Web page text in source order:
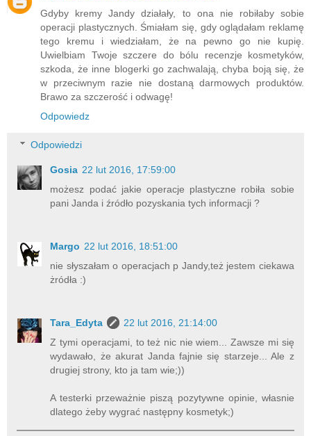
Gdyby kremy Jandy działały, to ona nie robiłaby sobie
operacji plastycznych. Śmiałam się, gdy oglądałam reklamę
tego kremu i wiedziałam, że na pewno go nie kupię.
Uwielbiam Twoje szczere do bólu recenzje kosmetyków,
szkoda, że inne blogerki go zachwalają, chyba boją się, że
w przeciwnym razie nie dostaną darmowych produktów.
Brawo za szczerość i odwagę!
Odpowiedz
Odpowiedzi
Gosia 22 lut 2016, 17:59:00
możesz podać jakie operacje plastyczne robiła sobie
pani Janda i źródło pozyskania tych informacji ?
Margo 22 lut 2016, 18:51:00
nie słyszałam o operacjach p Jandy,też jestem ciekawa
żródła :)
Tara_Edyta
22 lut 2016, 21:14:00
Z tymi operacjami, to też nic nie wiem... Zawsze mi się
wydawało, że akurat Janda fajnie się starzeje... Ale z
drugiej strony, kto ja tam wie;))
A testerki przeważnie piszą pozytywne opinie, własnie
dlatego żeby wygrać następny kosmetyk;)